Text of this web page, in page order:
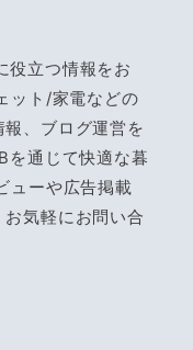
役立つ情報をお
ット/家電などの
、ブログ運営を
を通じて快適な暮
ューや広告掲載
気軽にお問い合